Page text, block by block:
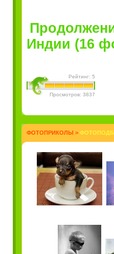
Индии (16
Рейтинг: 5
Просмотров: 3837
ФОТОПРИКОЛЫ >